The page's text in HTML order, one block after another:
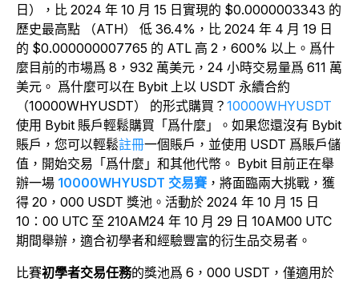
日），比 2024 年 10 月 15 日實現的 $0.0000003343 的
歷史最高點 （ATH） 低 36.4%，比 2024 年 4 月 19 日
的 $0.000000007765 的 ATL 高 2，600% 以上。爲什
麼目前的市場爲 8，932 萬美元，24 小時交易量爲 611 萬
美元。 爲什麼可以在 Bybit 上以 USDT 永續合約
（10000WHYUSDT） 的形式購買？ 10000WHYUSDT
使用 Bybit 賬戶輕鬆購買「爲什麼」。如果您還沒有 Bybit
賬戶，您可以輕鬆註冊一個賬戶，並使用 USDT 爲賬戶儲
值，開始交易「爲什麼」和其他代幣。 Bybit 目前正在舉
辦一場 10000WHYUSDT 交易賽 ，將面臨兩大挑戰，獲
得 20，000 USDT 獎池。活動於 2024 年 10 月 15 日
10：00 UTC 至 210AM24 年 10 月 29 日 10AM00 UTC
期間舉辦，適合初學者和經驗豐富的衍生品交易者。
比賽初學者交易任務的獎池爲 6，000 USDT，僅適用於